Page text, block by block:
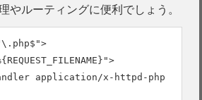
やルーティングに便利でしょう。
application/x-httpd-php